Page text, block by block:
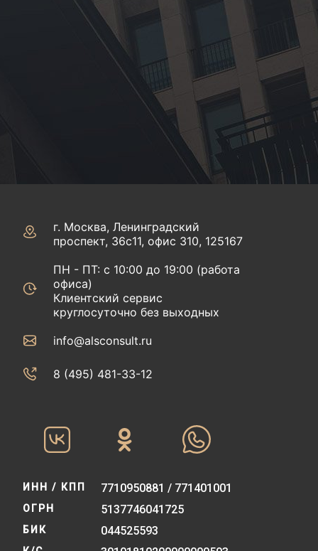
г. Москва, Ленинградский
проспект, 36с11, офис 310, 125167
ПН - ПТ: с 10:00 до 19:00 (работа
офиса)
Клиентский сервис
круглосуточно без выходных
info@alsconsult.ru
8 (495) 481-33-12‬‬
ИНН / КПП 7710950881 / 771401001
ОГРН 5137746041725
БИК 044525593